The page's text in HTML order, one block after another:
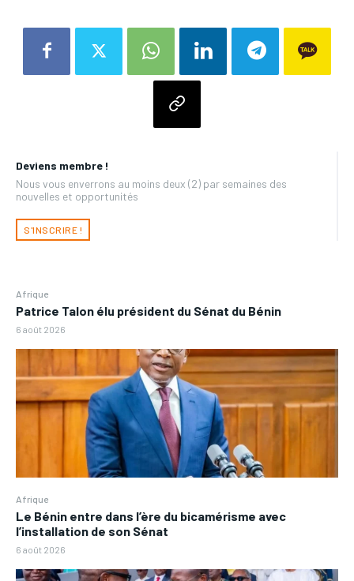
Deviens membre !
Nous vous enverrons au moins deux (2) par semaines des
nouvelles et opportunités
S'INSCRIRE !
Afrique
Patrice Talon élu président du Sénat du Bénin
6 août 2026
Afrique
Le Bénin entre dans l’ère du bicamérisme avec
l’installation de son Sénat
6 août 2026